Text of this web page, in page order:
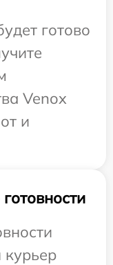
готово
Venox
и
курьер